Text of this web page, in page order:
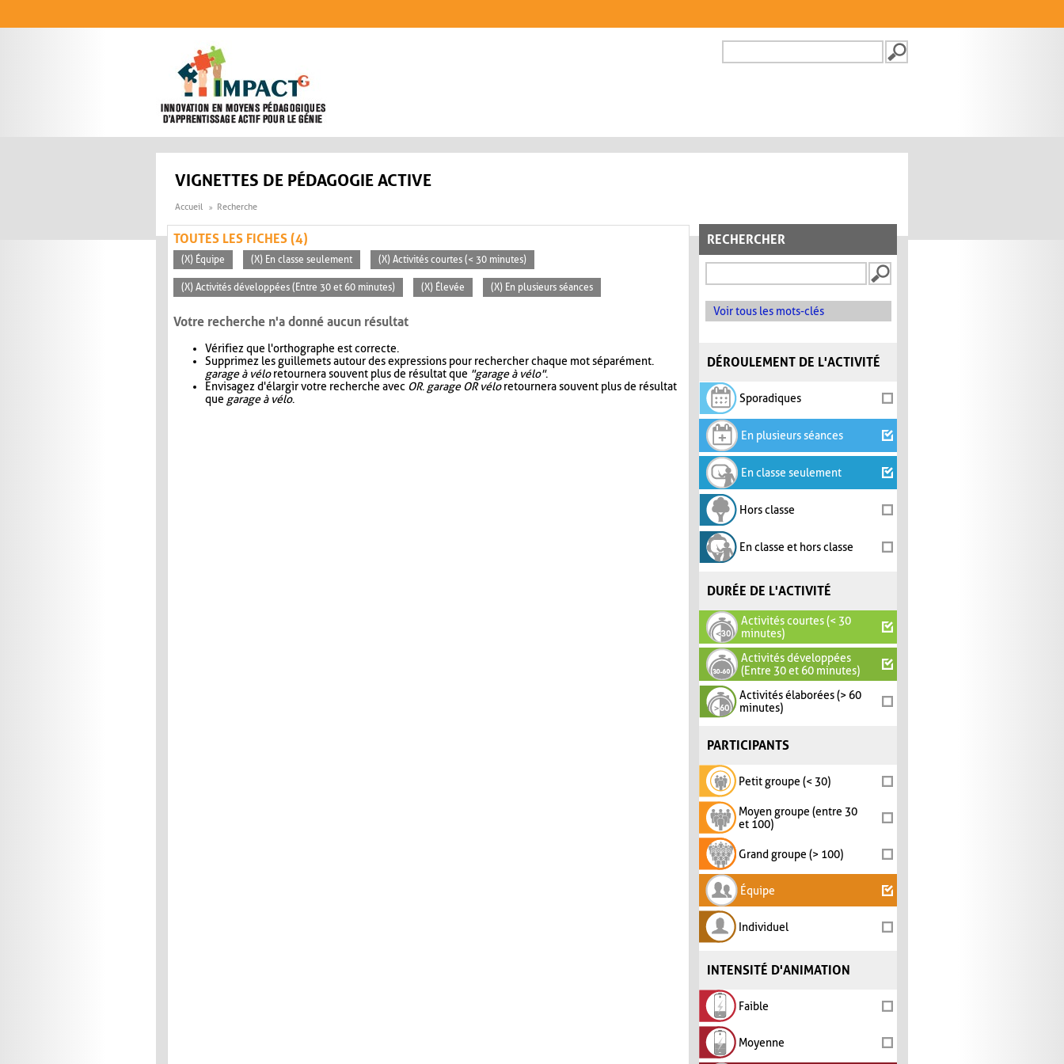
FORMULAIRE DE
VIGNETTES DE PÉDAGOGIE ACTIVE
Accueil Recherche
RECHERCHER
Voir tous les mots-clés
DÉROULEMENT DE L'ACTIVITÉ
Sporadiques
En plusieurs séances
En classe seulement
Hors classe
En classe et hors classe
DURÉE DE L'ACTIVITÉ
Activités courtes (< 30
minutes)
Activités développées
(Entre 30 et 60 minutes)
Activités élaborées (> 60
minutes)
PARTICIPANTS
Petit groupe (< 30)
Moyen groupe (entre 30
et 100)
Grand groupe (> 100)
Équipe
Individuel
INTENSITÉ D'ANIMATION
Faible
Moyenne
TOUTES LES FICHES (4)
(X) Équipe (X) En classe seulement (X) Activités courtes (< 30 minutes)
(X) Activités développées (Entre 30 et 60 minutes) (X) Élevée (X) En plusieurs séances
Votre recherche n'a donné aucun résultat
Vérifiez que l'orthographe est correcte.
Supprimez les guillemets autour des expressions pour rechercher chaque mot séparément.
garage à véloretournera souvent plus de résultat que "garage à vélo".
Envisagez d'élargir votre recherche avec OR. garage OR véloretournera souvent plus de résultat
que garage à vélo.